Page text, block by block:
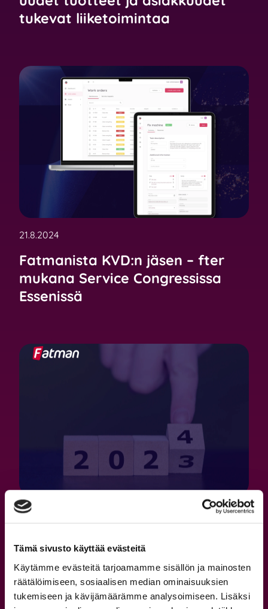
Tämä sivusto käyttää evästeitä
Käytämme evästeitä tarjoamamme sisällön ja mainosten
räätälöimiseen, sosiaalisen median ominaisuuksien
tukemiseen ja kävijämäärämme analysoimiseen. Lisäksi
tukevat liiketoimintaa
21.8.2024
Fatmanista KVD:n jäsen – fter
mukana Service Congressissa
Essenissä
15.3.2024
liikevoitto 26% vuonna 2023